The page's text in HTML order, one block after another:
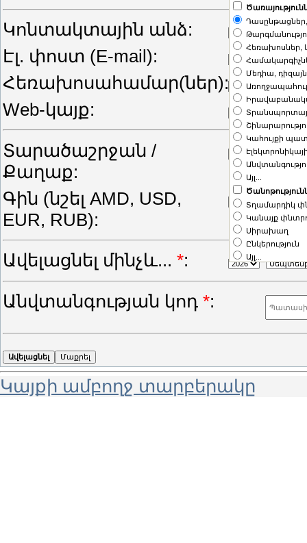
Դասընթացներ,
Հեռախոսներ,
Մեդիա, դիզայն
Կահույքի
Այլ...
Տղամարդիկ
Կանայք
Սիրախաղ
Ընկերություն
Այլ...
Կոնտակտային անձ:
Էլ. փոստ (E-mail):
Հեռախոսահամար(ներ):
Web-կայք:
Տարածաշրջան /
Քաղաք:
Գին (նշել AMD, USD,
EUR, RUB):
Ավելացնել մինչև... *:
-
Անվտանգության կոդ *:
Կայքի ամբողջ տարբերակը